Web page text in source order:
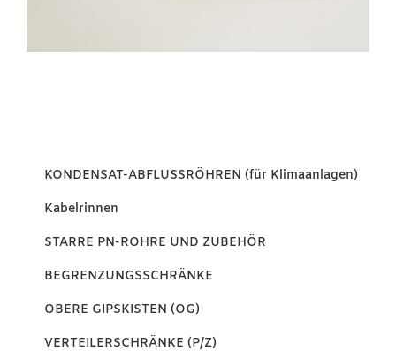
KONDENSAT-ABFLUSSRÖHREN (für Klimaanlagen)
Kabelrinnen
STARRE PN-ROHRE UND ZUBEHÖR
BEGRENZUNGSSCHRÄNKE
OBERE GIPSKISTEN (OG)
VERTEILERSCHRÄNKE (P/Z)